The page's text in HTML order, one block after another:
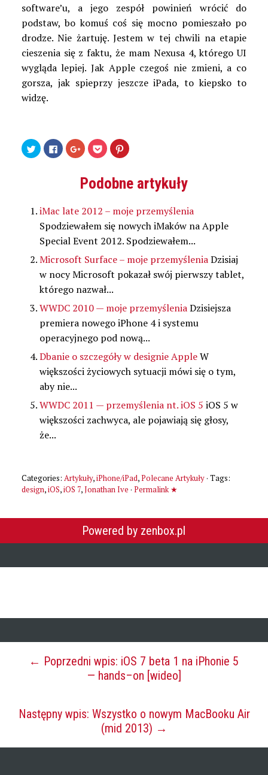
software’u, a jego zespół powinień wrócić do
podstaw, bo komuś coś się mocno pomieszało po
drodze. Nie żartuję. Jestem w tej chwili na etapie
cieszenia się z faktu, że mam Nexusa 4, którego UI
wygląda lepiej. Jak Apple czegoś nie zmieni, a co
gorsza, jak spieprzy jeszcze iPada, to kiepsko to
widzę.
Udostępnij
na
Twitterze(Otwiera
Kliknij,
aby
udostępnić
Facebooku(Otwiera
Kliknij,
aby
udostępnić
Google+
(Otwiera
się
oknie)
Kliknij
by
udostępnić
serwisie
Pocket(Otwiera
się
oknie)
Udostępniej
na
nowym
oknie)
Podobne artykuły
iMac late 2012 – moje przemyślenia
Spodziewałem się nowych iMaków na Apple
Special Event 2012. Spodziewałem...
Microsoft Surface – moje przemyśleniaDzisiaj
w nocy Microsoft pokazał swój pierwszy tablet,
którego nazwał...
WWDC 2010 — moje przemyśleniaDzisiejsza
premiera nowego iPhone 4 i systemu
operacyjnego pod nową...
Dbanie o szczegóły w designie AppleW
większości życiowych sytuacji mówi się o tym,
aby nie...
WWDC 2011 — przemyślenia nt. iOS 5 iOS 5 w
większości zachwyca, ale pojawiają się głosy,
że...
Categories: Artykuły,iPhone/iPad,Polecane Artykuły· Tags:
design,iOS,iOS 7,Jonathan Ive · Permalink ★
Powered by zenbox.pl
← Poprzedni wpis: iOS 7 beta 1 na iPhonie 5
— hands–on [wideo]
Następny wpis: Wszystko o nowym MacBooku Air
(mid 2013) →